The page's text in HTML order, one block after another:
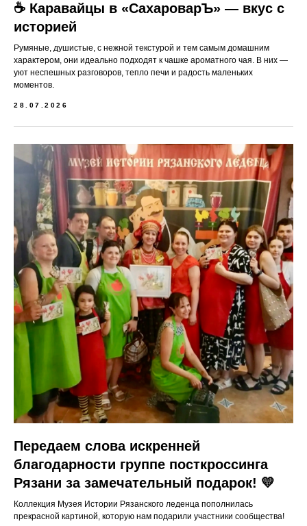
☕️ Каравайцы в «СахароварЪ» — вкус с
историей
Румяные, душистые, с нежной текстурой и тем самым домашним
характером, они идеально подходят к чашке ароматного чая. В них —
уют неспешных разговоров, тепло печи и радость маленьких
моментов.
28.07.2026
Передаем слова искренней
благодарности группе посткроссинга
Рязани за замечательный подарок! 💛
Коллекция Музея Истории Рязанского леденца пополнилась
прекрасной картиной, которую нам подарили участники сообщества!